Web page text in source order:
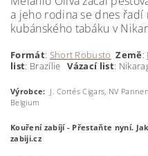
a jeho rodina se dnes
kubánského tabáku v
Formát: Short Robusto Země:
list: BrazílieVázací list:
Výrobce: J. Cortés Cigars, NV
Belgium
Kouření zabíjí - Přestaňte nyní.
zabiji.cz